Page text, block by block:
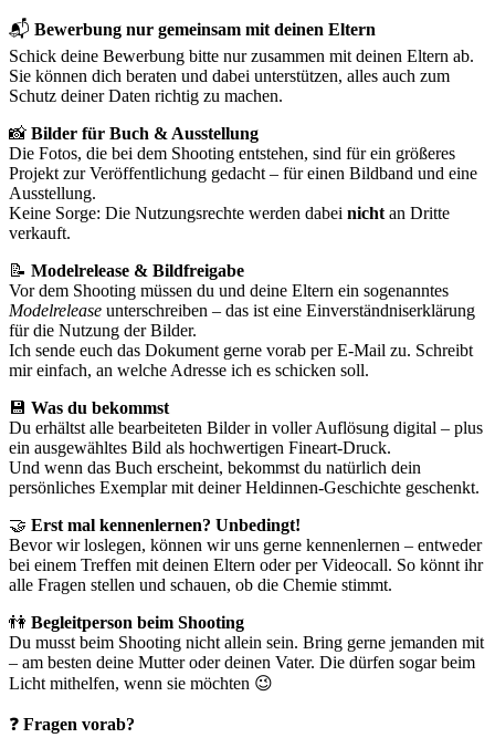
📬 Bewerbung nur gemeinsam mit deinen Eltern
Schick deine Bewerbung bitte nur zusammen mit deinen Eltern ab.
Sie können dich beraten und dabei unterstützen, alles auch zum
Schutz deiner Daten richtig zu machen.
📸 Bilder für Buch & Ausstellung
Die Fotos, die bei dem Shooting entstehen, sind für ein größeres
Projekt zur Veröffentlichung gedacht – für einen Bildband und eine
Ausstellung.
Keine Sorge: Die Nutzungsrechte werden dabei nicht an Dritte
verkauft.
📝 Modelrelease & Bildfreigabe
Vor dem Shooting müssen du und deine Eltern ein sogenanntes
Modelrelease unterschreiben – das ist eine Einverständniserklärung
für die Nutzung der Bilder.
Ich sende euch das Dokument gerne vorab per E-Mail zu. Schreibt
mir einfach, an welche Adresse ich es schicken soll.
💾 Was du bekommst
Du erhältst alle bearbeiteten Bilder in voller Auflösung digital – plus
ein ausgewähltes Bild als hochwertigen Fineart-Druck.
Und wenn das Buch erscheint, bekommst du natürlich dein
persönliches Exemplar mit deiner Heldinnen-Geschichte geschenkt.
🤝 Erst mal kennenlernen? Unbedingt!
Bevor wir loslegen, können wir uns gerne kennenlernen – entweder
bei einem Treffen mit deinen Eltern oder per Videocall. So könnt ihr
alle Fragen stellen und schauen, ob die Chemie stimmt.
👫 Begleitperson beim Shooting
Du musst beim Shooting nicht allein sein. Bring gerne jemanden mit
– am besten deine Mutter oder deinen Vater. Die dürfen sogar beim
Licht mithelfen, wenn sie möchten 😉
❓ Fragen vorab?